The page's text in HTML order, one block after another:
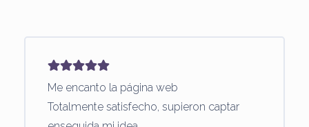
Me encanto la página web
Totalmente satisfecho, supieron captar